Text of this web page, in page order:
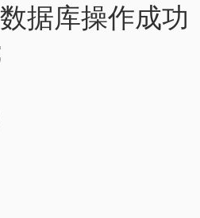
据库操作成功